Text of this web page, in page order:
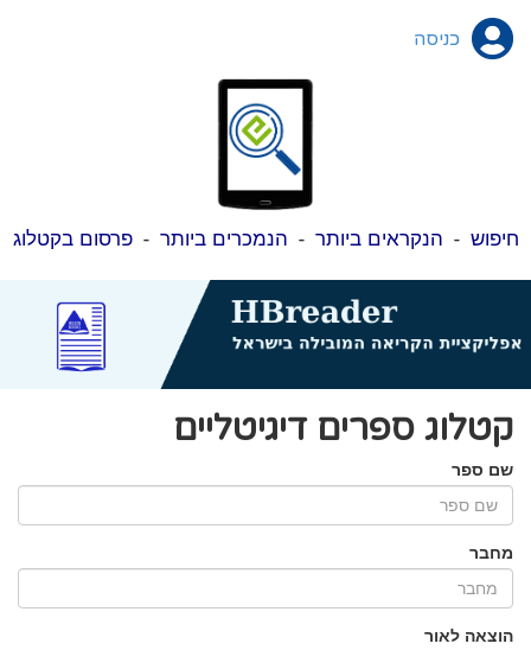
כניסה
חיפוש - הנקראים ביותר - הנמכרים ביותר -פרסום בקטלוג
קטלוג ספרים דיגיטליים
שם ספר
מחבר
הוצאה לאור